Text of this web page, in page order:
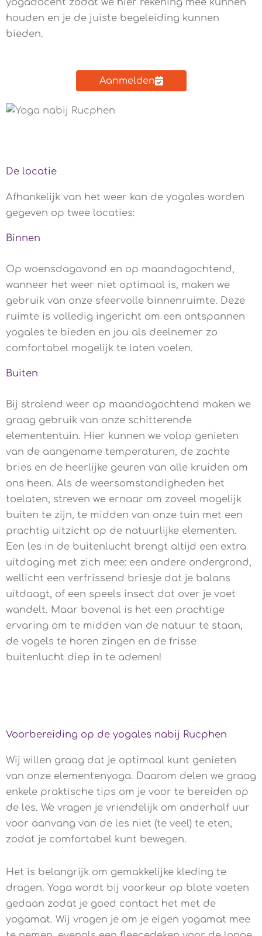
houden en je de juiste begeleiding kunnen
bieden.
Aanmelden
De locatie
Afhankelijk van het weer kan de yogales worden
gegeven op twee locaties:
Binnen
Op woensdagavond en op maandagochtend,
wanneer het weer niet optimaal is, maken we
gebruik van onze sfeervolle binnenruimte. Deze
ruimte is volledig ingericht om een ontspannen
yogales te bieden en jou als deelnemer zo
comfortabel mogelijk te laten voelen.
Buiten
Bij stralend weer op maandagochtend maken we
graag gebruik van onze schitterende
elemententuin. Hier kunnen we volop genieten
van de aangename temperaturen, de zachte
bries en de heerlijke geuren van alle kruiden om
ons heen. Als de weersomstandigheden het
toelaten, streven we ernaar om zoveel mogelijk
buiten te zijn, te midden van onze tuin met een
prachtig uitzicht op de natuurlijke elementen.
Een les in de buitenlucht brengt altijd een extra
uitdaging met zich mee: een andere ondergrond,
wellicht een verfrissend briesje dat je balans
uitdaagt, of een speels insect dat over je voet
wandelt. Maar bovenal is het een prachtige
ervaring om te midden van de natuur te staan,
de vogels te horen zingen en de frisse
buitenlucht diep in te ademen!
Voorbereiding op de yogales nabij Rucphen
Wij willen graag dat je optimaal kunt genieten
van onze elementenyoga. Daarom delen we graag
enkele praktische tips om je voor te bereiden op
de les. We vragen je vriendelijk om anderhalf uur
voor aanvang van de les niet (te veel) te eten,
zodat je comfortabel kunt bewegen.
Het is belangrijk om gemakkelijke kleding te
dragen. Yoga wordt bij voorkeur op blote voeten
gedaan zodat je goed contact het met de
yogamat. Wij vragen je om je eigen yogamat mee